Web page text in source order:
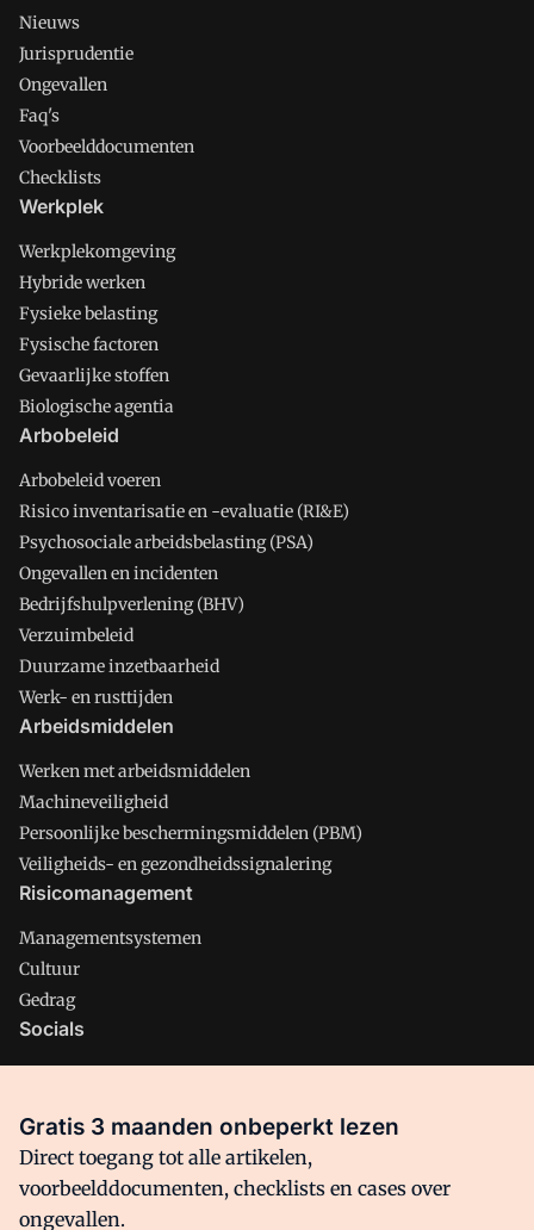
Nieuws
Jurisprudentie
Ongevallen
Faq's
Voorbeelddocumenten
Checklists
Werkplek
Werkplekomgeving
Hybride werken
Fysieke belasting
Fysische factoren
Gevaarlijke stoffen
Biologische agentia
Arbobeleid
Arbobeleid voeren
Risico inventarisatie en -evaluatie (RI&E)
Psychosociale arbeidsbelasting (PSA)
Ongevallen en incidenten
Bedrijfshulpverlening (BHV)
Verzuimbeleid
Duurzame inzetbaarheid
Werk- en rusttijden
Arbeidsmiddelen
Werken met arbeidsmiddelen
Machineveiligheid
Persoonlijke beschermingsmiddelen (PBM)
Veiligheids- en gezondheidssignalering
Risicomanagement
Managementsystemen
Cultuur
Gedrag
Socials
Facebook
Gratis 3 maanden onbeperkt lezen
Direct toegang tot alle artikelen,
voorbeelddocumenten, checklists en cases over
ongevallen.